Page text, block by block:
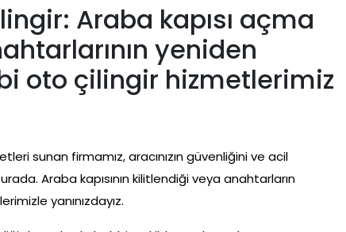
Araba kapısı açma
yeniden
oto çilingir hizmetlerimiz
sunan firmamız, aracınızın güvenliğini ve acil
Araba kapısının kilitlendiği veya anahtarların
yanınızdayız.